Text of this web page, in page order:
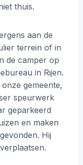
thuis.
aan de
terrein of in
de camper op
in Rijen.
gemeente,
speurwerk
geparkeerd
en maken
Hij